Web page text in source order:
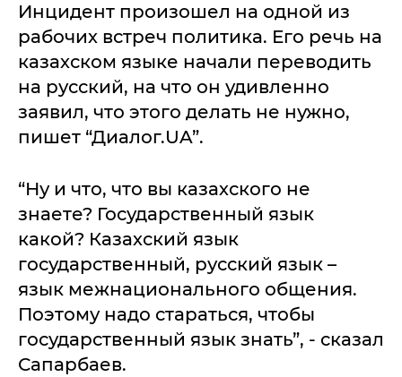
Инцидент произошел на одной из
рабочих встреч политика. Его речь на
казахском языке начали переводить
на русский, на что он удивленно
заявил, что этого делать не нужно,
пишет “Диалог.UA”.
“Ну и что, что вы казахского не
знаете? Государственный язык
какой? Казахский язык
государственный, русский язык –
язык межнационального общения.
Поэтому надо стараться, чтобы
государственный язык знать”, - сказал
Сапарбаев.